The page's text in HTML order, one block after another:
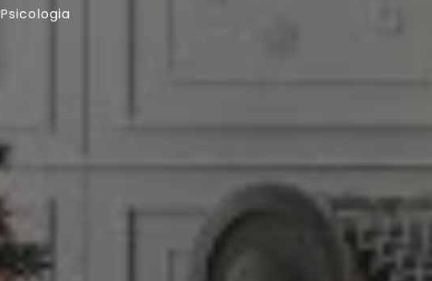
Psicologia